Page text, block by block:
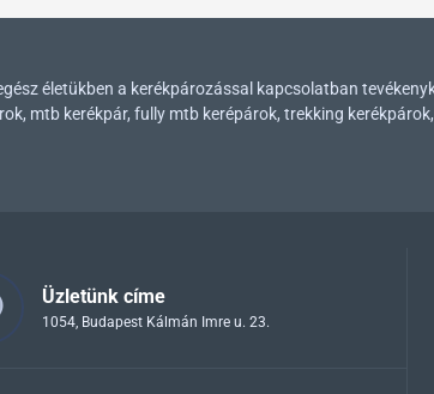
életükben a kerékpározással kapcsolatban
mtb kerékpár, fully mtb kerépárok, trekking
Üzletünk címe
1054, Budapest Kálmán Imre u. 23.